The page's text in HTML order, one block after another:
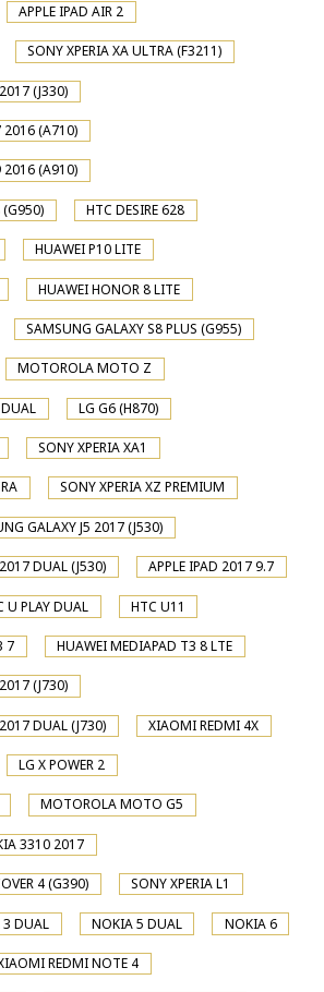
APPLE IPAD AIR 2
SONY XPERIA XA ULTRA (F3211)
(J330)
2016 (A710)
2016 (A910)
(G950) HTC DESIRE 628
HUAWEI P10 LITE
HUAWEI HONOR 8 LITE
SAMSUNG GALAXY S8 PLUS (G955)
MOTOROLA MOTO Z
LG G6 (H870)
SONY XPERIA XA1
SONY XPERIA XZ PREMIUM
GALAXY J5 2017 (J530)
DUAL (J530) APPLE IPAD 2017 9.7
U PLAY DUAL HTC U11
7 HUAWEI MEDIAPAD T3 8 LTE
(J730)
DUAL (J730) XIAOMI REDMI 4X
LG X POWER 2
MOTOROLA MOTO G5
3310 2017
4 (G390) SONY XPERIA L1
DUAL NOKIA 5 DUAL NOKIA 6
REDMI NOTE 4